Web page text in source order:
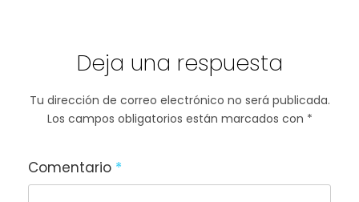
Deja una respuesta
Tu dirección de correo electrónico no será publicada.
Los campos obligatorios están marcados con *
Comentario *